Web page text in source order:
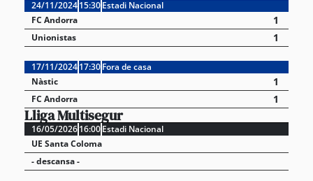
24/11/202415:30Estadi Nacional
FC Andorra
1
Unionistas 1
17/11/202417:30Fora de casa
Nàstic
1
FC Andorra 1
Lliga Multisegur
16/05/202616:00Estadi Nacional
UE Santa Coloma
- descansa -